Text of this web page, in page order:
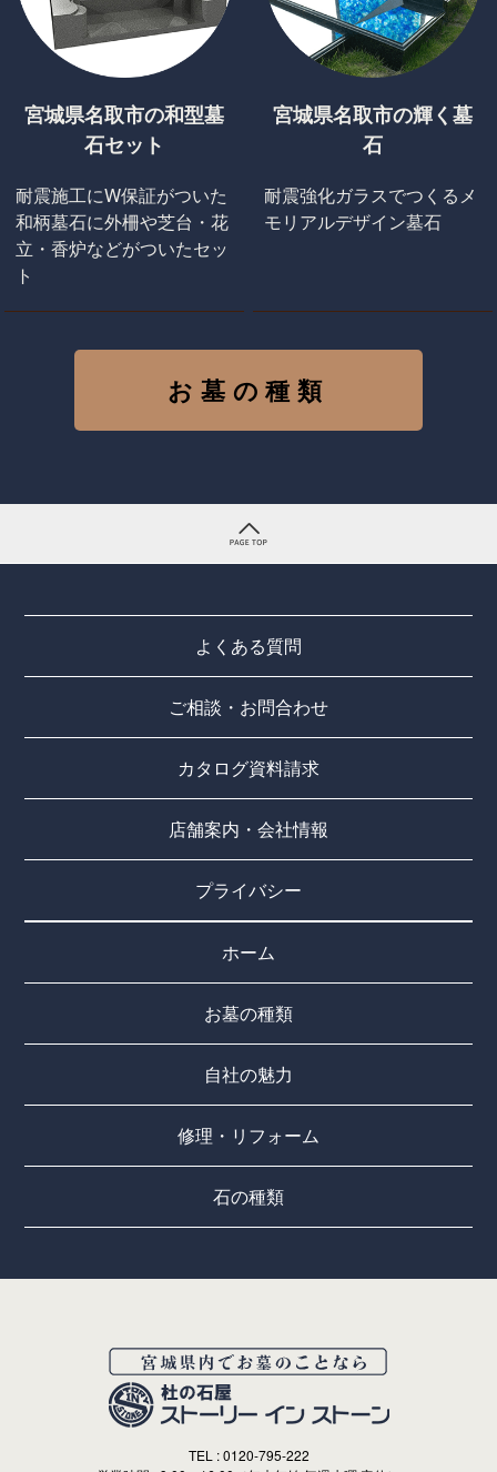
宮城県名取市の和型墓
石セット
耐震施工にW保証がついた
和柄墓石に外柵や芝台・花
立・香炉などがついたセッ
ト
宮城県名取市の輝く墓
石
耐震強化ガラスでつくるメ
モリアルデザイン墓石
お墓の種類
よくある質問
ご相談・お問合わせ
カタログ資料請求
店舗案内・会社情報
プライバシー
ホーム
お墓の種類
自社の魅力
修理・リフォーム
石の種類
TEL : 0120-795-222